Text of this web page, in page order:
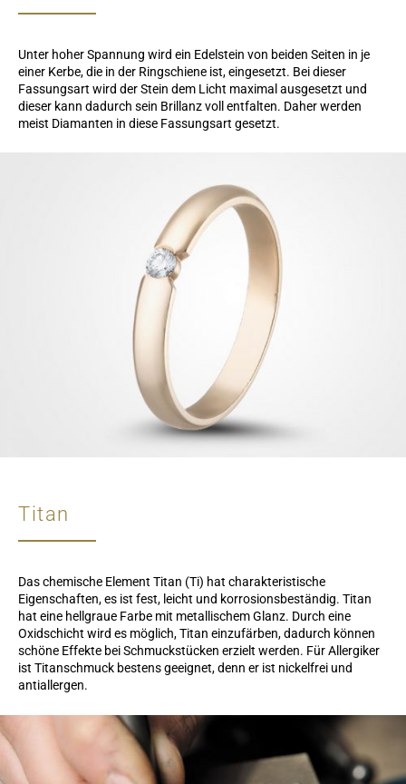
Unter hoher Spannung wird ein Edelstein von beiden Seiten in je
einer Kerbe, die in der Ringschiene ist, eingesetzt. Bei dieser
Fassungsart wird der Stein dem Licht maximal ausgesetzt und
dieser kann dadurch sein Brillanz voll entfalten. Daher werden
meist Diamanten in diese Fassungsart gesetzt.
Titan
Das chemische Element Titan (Ti) hat charakteristische
Eigenschaften, es ist fest, leicht und korrosionsbeständig. Titan
hat eine hellgraue Farbe mit metallischem Glanz. Durch eine
Oxidschicht wird es möglich, Titan einzufärben, dadurch können
schöne Effekte bei Schmuckstücken erzielt werden. Für Allergiker
ist Titanschmuck bestens geeignet, denn er ist nickelfrei und
antiallergen.